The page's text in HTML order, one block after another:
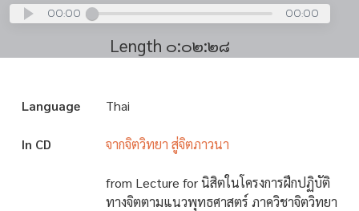
00:00 00:00
Length ๐:๐๒:๒๘
Language Thai
In CD จากจิตวิทยา สู่จิตภาวนา
from Lecture for นิสิตในโครงการฝึกปฏิบัติ
ทางจิตตามแนวพุทธศาสตร์ ภาควิชาจิตวิทยา